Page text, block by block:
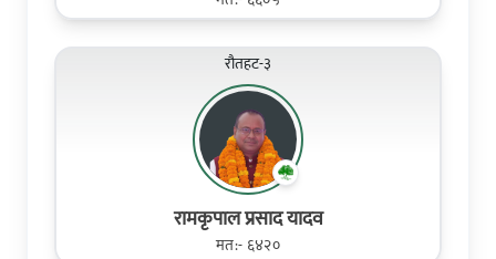
रौतहट-३
रामकृपाल प्रसाद यादव
मत:- ६४२०